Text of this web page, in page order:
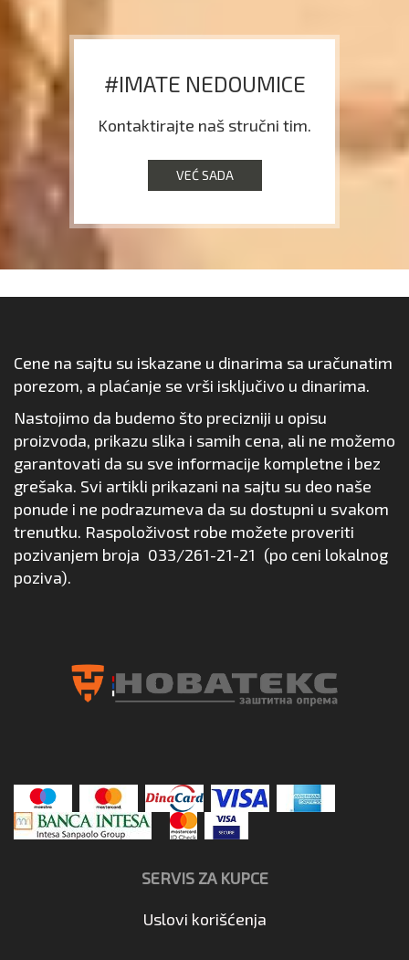
#IMATE NEDOUMICE
Kontaktirajte naš stručni tim.
VEĆ SADA
Cene na sajtu su iskazane u dinarima sa uračunatim
porezom, a plaćanje se vrši isključivo u dinarima.
Nastojimo da budemo što precizniji u opisu
proizvoda, prikazu slika i samih cena, ali ne možemo
garantovati da su sve informacije kompletne i bez
grešaka. Svi artikli prikazani na sajtu su deo naše
ponude i ne podrazumeva da su dostupni u svakom
trenutku. Raspoloživost robe možete proveriti
pozivanjem broja 033/261-21-21 (po ceni lokalnog
poziva).
SERVIS ZA KUPCE
Uslovi korišćenja